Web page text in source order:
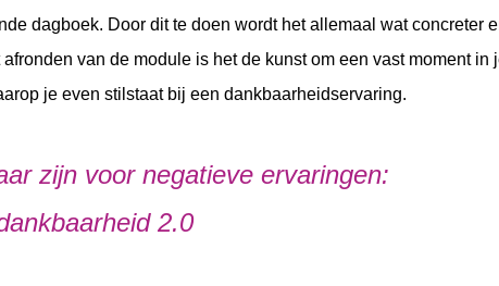
dagboek. Door dit te doen wordt het allemaal wat concreter
afronden van de module is het de kunst om een vast moment in
je even stilstaat bij een dankbaarheidservaring.
zijn voor negatieve ervaringen:
2.0